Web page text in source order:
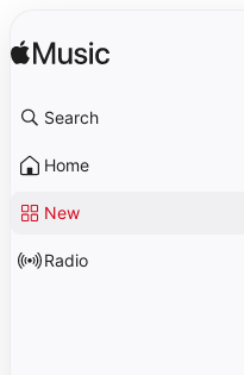
Search
Home
New
Radio